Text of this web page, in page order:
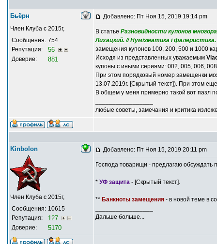
Бьёрн
Член Клуба с 2015г,
Сообщения: 754
Репутация:
56
Доверие: 881
Добавлено: Пт Ноя 15, 2019 19:14 pm
В статье Разновидности купонов
Лихацкий. // Нумізматика і
замещения купонов 100, 200, 500 и 1000
Исходя из представленных уважаемым
купоны с иными сериями: 002, 005, 006,
При этом порядковый номер замещенки
13.07.2019г. [Скрытый текст]). При этом
В общем у меня примерно такой вот пазл
любые советы, замечания и критика
Kinbolon
Член Клуба с 2015г,
Сообщения: 10615
Репутация:
127
Доверие: 5170
Добавлено: Пт Ноя 15, 2019 20:11 pm
Господа товарищи - предлагаю обсуждать
* УФ защита - [Скрытый текст].
** Банкноты замещения - в новой теме в
Дальше больше...